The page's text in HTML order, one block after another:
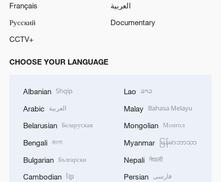
Français
العربية
Русский
Documentary
CCTV+
CHOOSE YOUR LANGUAGE
Albanian Shqip
Arabic العربية
Belarusian Беларуская
Bengali বাংলা
Bulgarian Български
Cambodian ខ្មែរ
Lao ລາວ
Malay Bahasa Melayu
Mongolian Монгол
Myanmar မြန်မာဘာသာ
Nepali नेपाली
Persian فارسی